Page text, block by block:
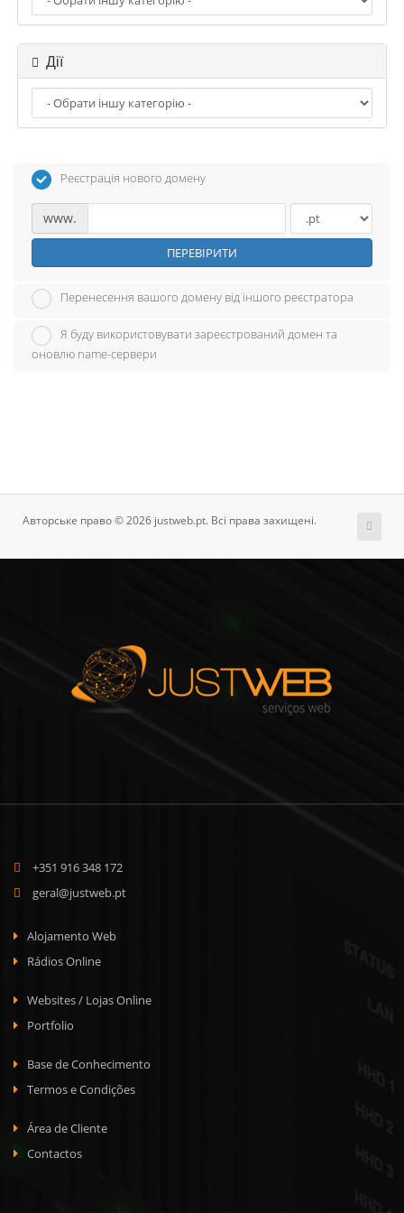
н
а
в
г
а
і
Дії
Реєстрація нового домену
www.
ПЕРЕВІРИТИ
Перенесення вашого домену від іншого реєстратора
Я буду використовувати зареєстрований домен та
оновлю name-сервери
Авторське право © 2026 justweb.pt. Всі права захищені.
+351 916 348 172
geral@justweb.pt
Alojamento Web
Rádios Online
Websites / Lojas Online
Portfolio
Base de Conhecimento
Termos e Condições
Área de Cliente
Contactos